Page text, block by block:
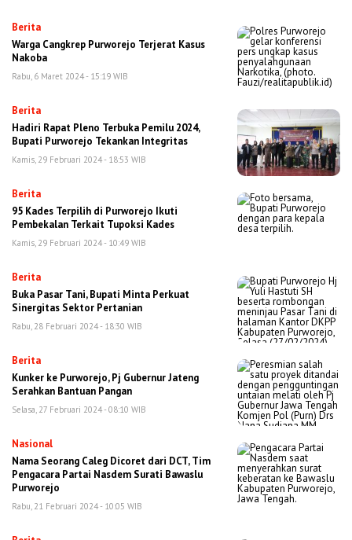
Berita
Warga Cangkrep Purworejo Terjerat Kasus
Nakoba
Rabu, 6 Maret 2024 - 15:19 WIB
Berita
Hadiri Rapat Pleno Terbuka Pemilu 2024,
Bupati Purworejo Tekankan Integritas
Kamis, 29 Februari 2024 - 18:53 WIB
Berita
95 Kades Terpilih di Purworejo Ikuti
Pembekalan Terkait Tupoksi Kades
Kamis, 29 Februari 2024 - 10:49 WIB
Berita
Buka Pasar Tani, Bupati Minta Perkuat
Sinergitas Sektor Pertanian
Rabu, 28 Februari 2024 - 18:30 WIB
Berita
Kunker ke Purworejo, Pj Gubernur Jateng
Serahkan Bantuan Pangan
Selasa, 27 Februari 2024 - 08:10 WIB
Nasional
Nama Seorang Caleg Dicoret dari DCT, Tim
Pengacara Partai Nasdem Surati Bawaslu
Purworejo
Rabu, 21 Februari 2024 - 10:05 WIB